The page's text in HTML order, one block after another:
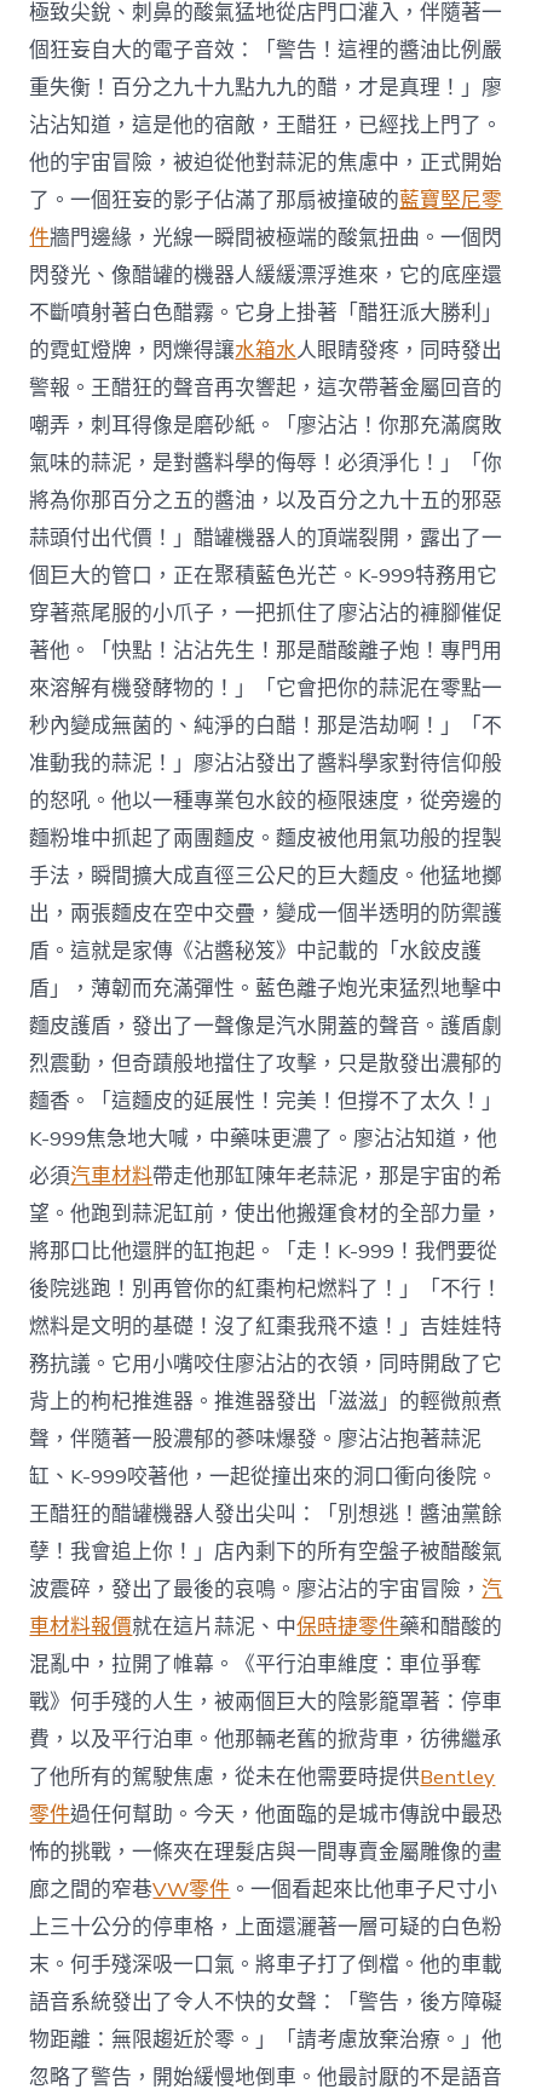
極致尖銳、刺鼻的酸氣猛地從店門口灌入，伴隨著一
個狂妄自大的電子音效：「警告！這裡的醬油比例嚴
重失衡！百分之九十九點九九的醋，才是真理！」廖
沾沾知道，這是他的宿敵，王醋狂，已經找上門了。
他的宇宙冒險，被迫從他對蒜泥的焦慮中，正式開始
了。一個狂妄的影子佔滿了那扇被撞破的藍寶堅尼零
件牆門邊緣，光線一瞬間被極端的酸氣扭曲。一個閃
閃發光、像醋罐的機器人緩緩漂浮進來，它的底座還
不斷噴射著白色醋霧。它身上掛著「醋狂派大勝利」
的霓虹燈牌，閃爍得讓水箱水人眼睛發疼，同時發出
警報。王醋狂的聲音再次響起，這次帶著金屬回音的
嘲弄，刺耳得像是磨砂紙。「廖沾沾！你那充滿腐敗
氣味的蒜泥，是對醬料學的侮辱！必須淨化！」「你
將為你那百分之五的醬油，以及百分之九十五的邪惡
蒜頭付出代價！」醋罐機器人的頂端裂開，露出了一
個巨大的管口，正在聚積藍色光芒。K-999特務用它
穿著燕尾服的小爪子，一把抓住了廖沾沾的褲腳催促
著他。「快點！沾沾先生！那是醋酸離子炮！專門用
來溶解有機發酵物的！」「它會把你的蒜泥在零點一
秒內變成無菌的、純淨的白醋！那是浩劫啊！」「不
准動我的蒜泥！」廖沾沾發出了醬料學家對待信仰般
的怒吼。他以一種專業包水餃的極限速度，從旁邊的
麵粉堆中抓起了兩團麵皮。麵皮被他用氣功般的捏製
手法，瞬間擴大成直徑三公尺的巨大麵皮。他猛地擲
出，兩張麵皮在空中交疊，變成一個半透明的防禦護
盾。這就是家傳《沾醬秘笈》中記載的「水餃皮護
盾」，薄韌而充滿彈性。藍色離子炮光束猛烈地擊中
麵皮護盾，發出了一聲像是汽水開蓋的聲音。護盾劇
烈震動，但奇蹟般地擋住了攻擊，只是散發出濃郁的
麵香。「這麵皮的延展性！完美！但撐不了太久！」
K-999焦急地大喊，中藥味更濃了。廖沾沾知道，他
必須汽車材料帶走他那缸陳年老蒜泥，那是宇宙的希
望。他跑到蒜泥缸前，使出他搬運食材的全部力量，
將那口比他還胖的缸抱起。「走！K-999！我們要從
後院逃跑！別再管你的紅棗枸杞燃料了！」「不行！
燃料是文明的基礎！沒了紅棗我飛不遠！」吉娃娃特
務抗議。它用小嘴咬住廖沾沾的衣領，同時開啟了它
背上的枸杞推進器。推進器發出「滋滋」的輕微煎煮
聲，伴隨著一股濃郁的蔘味爆發。廖沾沾抱著蒜泥
缸、K-999咬著他，一起從撞出來的洞口衝向後院。
王醋狂的醋罐機器人發出尖叫：「別想逃！醬油黨餘
孽！我會追上你！」店內剩下的所有空盤子被醋酸氣
波震碎，發出了最後的哀鳴。廖沾沾的宇宙冒險，汽
車材料報價就在這片蒜泥、中保時捷零件藥和醋酸的
混亂中，拉開了帷幕。《平行泊車維度：車位爭奪
戰》何手殘的人生，被兩個巨大的陰影籠罩著：停車
費，以及平行泊車。他那輛老舊的掀背車，彷彿繼承
了他所有的駕駛焦慮，從未在他需要時提供Bentley
零件過任何幫助。今天，他面臨的是城市傳說中最恐
怖的挑戰，一條夾在理髮店與一間專賣金屬雕像的畫
廊之間的窄巷VW零件 。一個看起來比他車子尺寸小
上三十公分的停車格，上面還灑著一層可疑的白色粉
末。何手殘深吸一口氣。將車子打了倒檔。他的車載
語音系統發出了令人不快的女聲：「警告，後方障礙
物距離：無限趨近於零。」「請考慮放棄治療。」他
忽略了警告，開始緩慢地倒車。他最討厭的不是語音